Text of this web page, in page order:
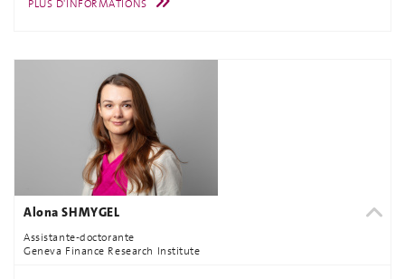
PLUS D'INFORMATIONS
Alona SHMYGEL
Assistante-doctorante
Geneva Finance Research Institute